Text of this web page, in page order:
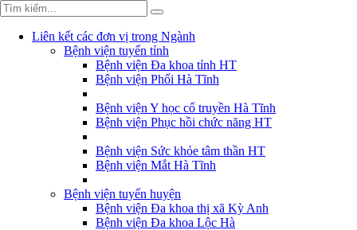
Liên kết các đơn vị trong Ngành
Bệnh viện tuyến tỉnh
Bệnh viện Đa khoa tỉnh HT
Bệnh viện Phổi Hà Tĩnh
Bệnh viện Y học cổ truyền Hà Tĩnh
Bệnh viện Phục hồi chức năng HT
Bệnh viện Sức khỏe tâm thần HT
Bệnh viện Mắt Hà Tĩnh
Bệnh viện tuyến huyện
Bệnh viện Đa khoa thị xã Kỳ Anh
Bệnh viện Đa khoa Lộc Hà